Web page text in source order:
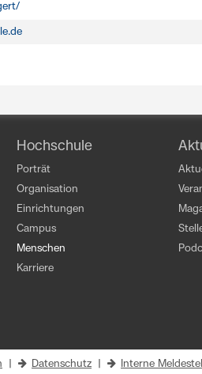
Hochschule
Porträt
Organisation
Einrichtungen
Campus
Menschen
Karriere
Datenschutz
Interne